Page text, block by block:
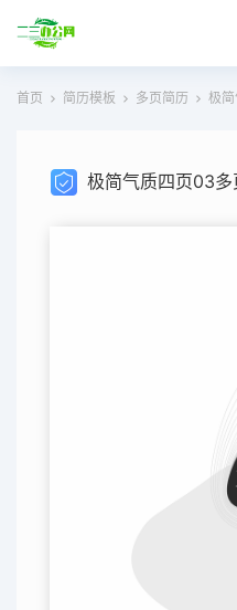
首页
简历模板 多页简历 极
极简气质四页03